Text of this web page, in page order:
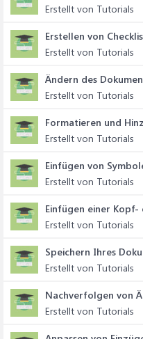
Erstellt von Tutorials
Erstellen von
Erstellt von Tutorials
Ändern des
Erstellt von Tutorials
Formatieren und
Erstellt von Tutorials
Einfügen von
Erstellt von Tutorials
Einfügen einer Kopf-
Erstellt von Tutorials
Speichern Ihres
Erstellt von Tutorials
Nachverfolgen von
Erstellt von Tutorials